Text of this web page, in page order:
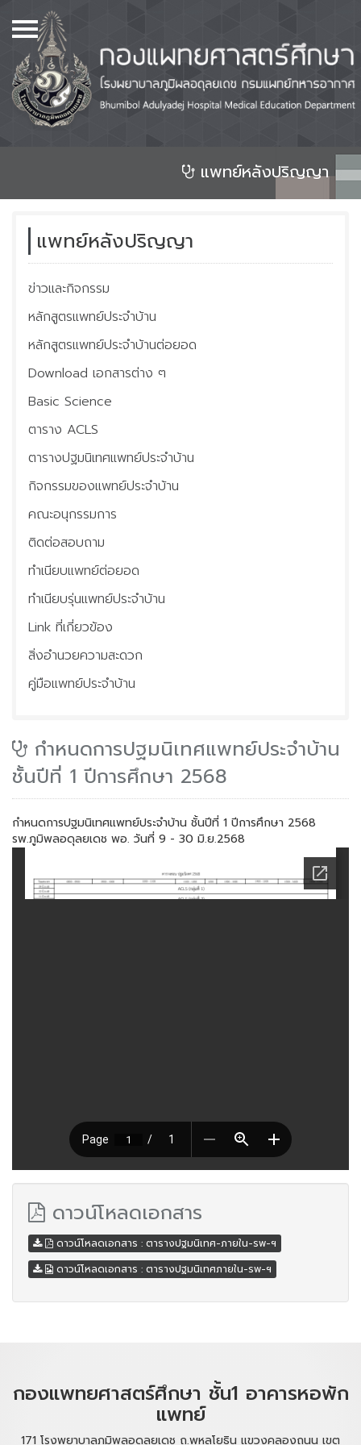
เมนู
Home
เกี่ยวกับเรา
หลักสูตร
ศูนย์วิทยบริการ และห้องสมุด
จองห้องประชุม
แพทย์ก่อนปริญญา
แพทย์หลังปริญญา
ศูนย์วิจัย และสิ่งประดิษฐ์
คิดค้นทางการแพทย์
ประชุมวิชาการ
ติดต่อเรา
ข่าวประชาสัมพันธ์
แพทย์หลังปริญญา
แพทย์หลังปริญญา
ข่าวและกิจกรรม
หลักสูตรแพทย์ประจำบ้าน
หลักสูตรแพทย์ประจำบ้านต่อยอด
Download เอกสารต่าง ๆ
Basic Science
ตาราง ACLS
ตารางปฐมนิเทศแพทย์ประจำบ้าน
กิจกรรมของแพทย์ประจำบ้าน
คณะอนุกรรมการ
ติดต่อสอบถาม
ทำเนียบแพทย์ต่อยอด
ทำเนียบรุ่นแพทย์ประจำบ้าน
Link ที่เกี่ยวข้อง
สิ่งอำนวยความสะดวก
คู่มือแพทย์ประจำบ้าน
กำหนดการปฐมนิเทศแพทย์ประจำบ้าน
ชั้นปีที่ 1 ปีการศึกษา 2568
กำหนดการปฐมนิเทศแพทย์ประจำบ้าน ชั้นปีที่ 1 ปีการศึกษา 2568
รพ.ภูมิพลอดุลยเดช พอ. วันที่ 9 - 30 มิ.ย.2568
ดาวน์โหลดเอกสาร
ดาวน์โหลดเอกสาร : ตารางปฐมนิเทศ-ภายใน-รพ-ฯ
ดาวน์โหลดเอกสาร : ตารางปฐมนิเทศภายใน-รพ-ฯ
กองแพทยศาสตร์ศึกษา ชั้น1 อาคารหอพัก
แพทย์
171 โรงพยาบาลภูมิพลอดุลยเดช ถ.พหลโยธิน แขวงคลองถนน เขต